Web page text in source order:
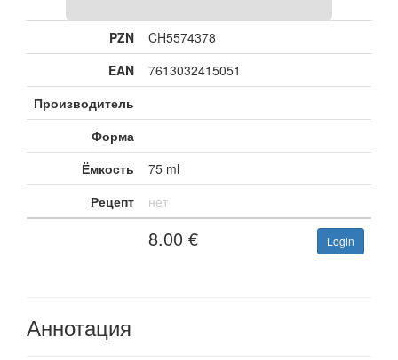
PZN
CH5574378
EAN
7613032415051
Производитель
Форма
Ёмкость
75 ml
Рецепт
нет
8.00 € Login
Аннотация